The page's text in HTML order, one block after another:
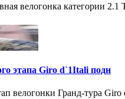
велогонка категории
этапа Giro d`1Itali подн
велогонки Гранд-тура